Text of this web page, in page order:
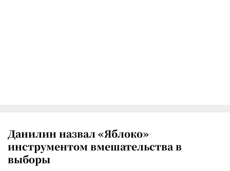
Данилин назвал «Яблоко»
инструментом вмешательства в
выборы